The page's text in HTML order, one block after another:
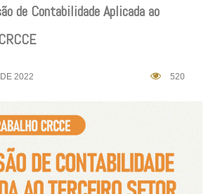
de Contabilidade Aplicada ao
2022 520